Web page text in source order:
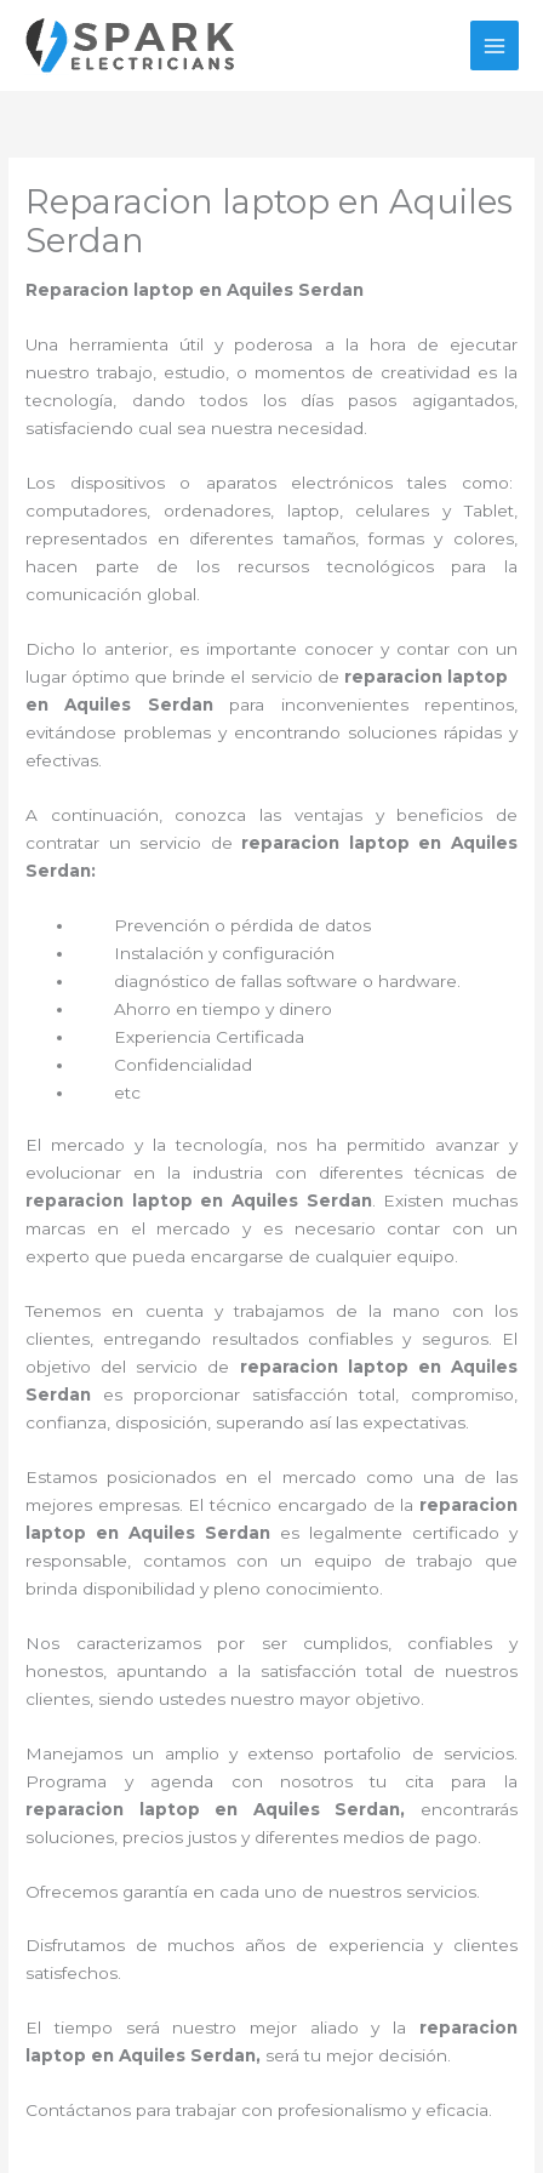
contenido
Reparacion laptop en Aquiles
Serdan
Reparacion laptop en Aquiles Serdan
Una herramienta útil y poderosa a la hora de ejecutar
nuestro trabajo, estudio, o momentos de creatividad es la
tecnología, dando todos los días pasos agigantados,
satisfaciendo cual sea nuestra necesidad.
Los dispositivos o aparatos electrónicos tales como:
computadores, ordenadores, laptop, celulares y Tablet,
representados en diferentes tamaños, formas y colores,
hacen parte de los recursos tecnológicos para la
comunicación global.
Dicho lo anterior, es importante conocer y contar con un
lugar óptimo que brinde el servicio de reparacion laptop
en Aquiles Serdan para inconvenientes repentinos,
evitándose problemas y encontrando soluciones rápidas y
efectivas.
A continuación, conozca las ventajas y beneficios de
contratar un servicio de reparacion laptop en Aquiles
Serdan:
Prevención o pérdida de datos
Instalación y configuración
diagnóstico de fallas software o hardware
Ahorro en tiempo y dinero
Experiencia Certificada
Confidencialidad
etc
El mercado y la tecnología, nos ha permitido avanzar y
evolucionar en la industria con diferentes técnicas de
reparacion laptop en Aquiles Serdan . Existen muchas
marcas en el mercado y es necesario contar con un
experto que pueda encargarse de cualquier equipo.
Tenemos en cuenta y trabajamos de la mano con los
clientes, entregando resultados confiables y seguros. El
objetivo del servicio de reparacion laptop en Aquiles
Serdan es proporcionar satisfacción total, compromiso,
confianza, disposición, superando así las expectativas.
Estamos posicionados en el mercado como una de las
mejores empresas. El técnico encargado de la reparacion
laptop en Aquiles Serdan es legalmente certificado y
responsable, contamos con un equipo de trabajo que
brinda disponibilidad y pleno conocimiento.
Nos caracterizamos por ser cumplidos, confiables y
honestos, apuntando a la satisfacción total de nuestros
clientes, siendo ustedes nuestro mayor objetivo.
Manejamos un amplio y extenso portafolio de servicios.
Programa y agenda con nosotros tu cita para la
reparacion laptop en Aquiles Serdan, encontrarás
soluciones, precios justos y diferentes medios de pago.
Ofrecemos garantía en cada uno de nuestros servicios.
Disfrutamos de muchos años de experiencia y clientes
satisfechos.
El tiempo será nuestro mejor aliado y la reparacion
laptop en Aquiles Serdan, será tu mejor decisión.
Contáctanos para trabajar con profesionalismo y eficacia.